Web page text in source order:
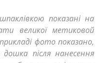
показані на
великої метиковой
фото показано,
після нанесення